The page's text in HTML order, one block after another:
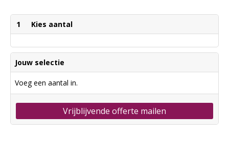
1 Kies aantal
Jouw selectie
Voeg een aantal in.
Vrijblijvende offerte mailen